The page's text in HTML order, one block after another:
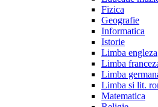
Fizica
Geografie
Informatica
Istorie
Limba engleza
Limba
Limba
Limba si lit.
Matematica